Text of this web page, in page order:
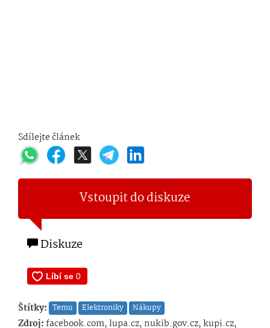
Sdílejte článek
Vstoupit do diskuze
Diskuze
Štítky: Temu Elektroniky Nákupy
Zdroj:facebook.com, lupa.cz, nukib.gov.cz, kupi.cz,